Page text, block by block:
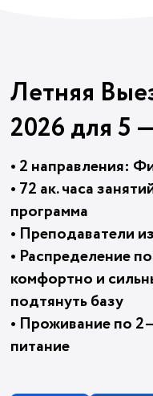
Летняя
2026 для 5
• 2 направления:
• 72 ак. часа
программа
•
• Распределение
комфортно и
подтянуть базу
• Проживание по
питание